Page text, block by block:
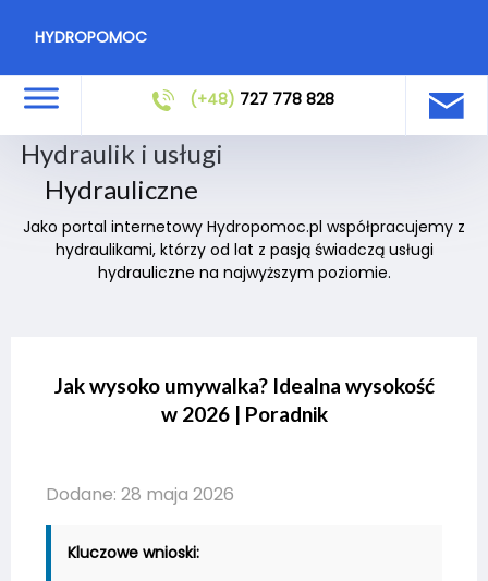
HYDROPOMOC
(+48) 727 778 828
Hydraulik i usługi
Hydrauliczne
Jako portal internetowy Hydropomoc.pl współpracujemy z
hydraulikami, którzy od lat z pasją świadczą usługi
hydrauliczne na najwyższym poziomie.
Jak wysoko umywalka? Idealna wysokość
w 2026 | Poradnik
Dodane: 28 maja 2026
Kluczowe wnioski: